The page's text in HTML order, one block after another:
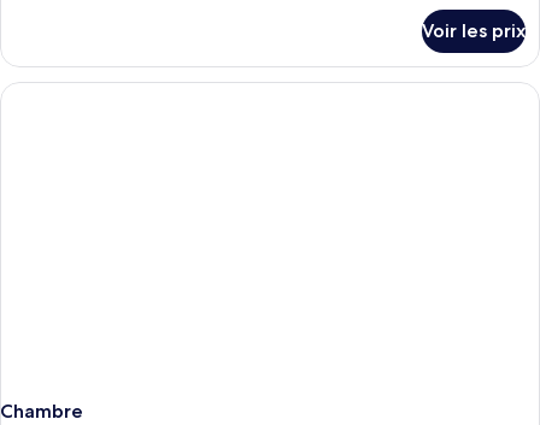
le
type
de
Voir les prix
Chambre